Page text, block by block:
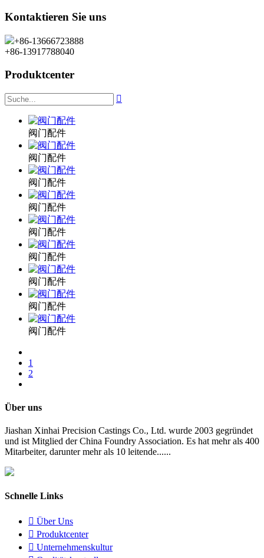
Kontaktieren Sie uns
+86-13666723888
+86-13917788040
Produktcenter

阀门配件
阀门配件
阀门配件
阀门配件
阀门配件
阀门配件
阀门配件
阀门配件
阀门配件
1
2
Über uns
Jiashan Xinhai Precision Castings Co., Ltd. wurde 2003 gegründet
und ist Mitglied der China Foundry Association. Es hat mehr als 400
Mitarbeiter, darunter mehr als 10 leitende......
Schnelle Links
 Über Uns
 Produktcenter
 Unternehmenskultur